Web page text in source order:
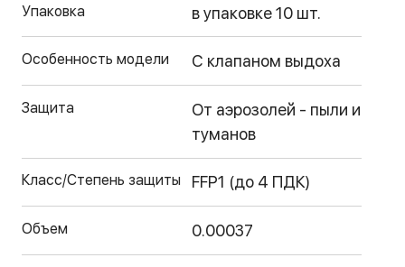
Упаковка в упаковке 10 шт.
Особенность модели С клапаном выдоха
Защита
От аэрозолей - пыли и
туманов
Класс/Степень защиты FFP1 (до 4 ПДК)
Объем 0.00037